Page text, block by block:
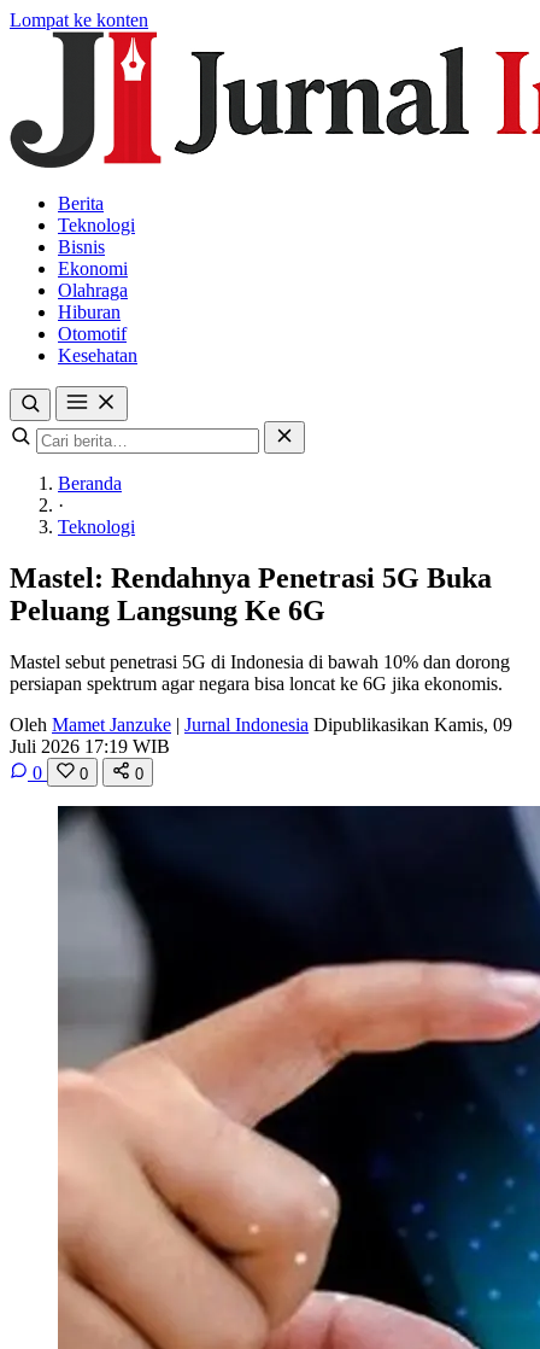
Lompat ke konten
Berita
Teknologi
Bisnis
Ekonomi
Olahraga
Hiburan
Otomotif
Kesehatan
Beranda
·
Teknologi
Mastel: Rendahnya Penetrasi 5G Buka
Peluang Langsung Ke 6G
Mastel sebut penetrasi 5G di Indonesia di bawah 10% dan dorong
persiapan spektrum agar negara bisa loncat ke 6G jika ekonomis.
Oleh Mamet Janzuke | Jurnal Indonesia Dipublikasikan Kamis, 09
Juli 2026 17:19 WIB
0
0 0